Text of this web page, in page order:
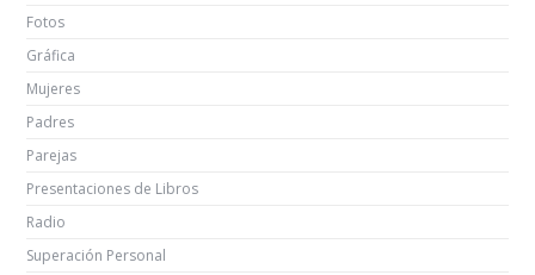
Fotos
Gráfica
Mujeres
Padres
Parejas
Presentaciones de Libros
Radio
Superación Personal